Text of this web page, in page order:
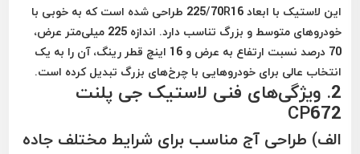
این لاستیک با ابعاد 225/70R16 طراحی شده است که به خوبی با
خودروهای متوسط و بزرگ تناسب دارد. اندازه 225 میلی‌متر عرض،
70 درصد نسبت ارتفاع به عرض و 16 اینچ قطر رینگ، آن را به یک
انتخاب عالی برای خودروهایی با چرخ‌های بزرگ تبدیل کرده است.
2. ویژگی‌های فنی لاستیک جی پلنت
CP672
الف) طراحی آج مناسب برای شرایط مختلف جاده